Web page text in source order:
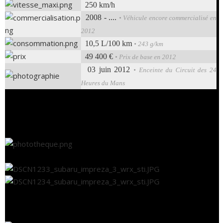
250 km/h
2008 - .... • Véhicule encore commercialisé en
2012
10,5 L/100 km • 243 g/km
49 400 € • Prix de base en 2012
03 juin 2012 • Enceinte du Circuit des 24
Heures du Mans